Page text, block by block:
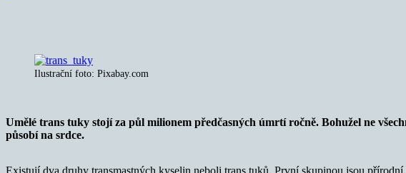
Ilustrační foto: Pixabay.com
Umělé trans tuky stojí za půl milionem předčasných úmrtí ročně. Bohužel ne
působí na srdce.
Existují dva druhy transmastných kyselin neboli trans tuků. První skupinou jsou